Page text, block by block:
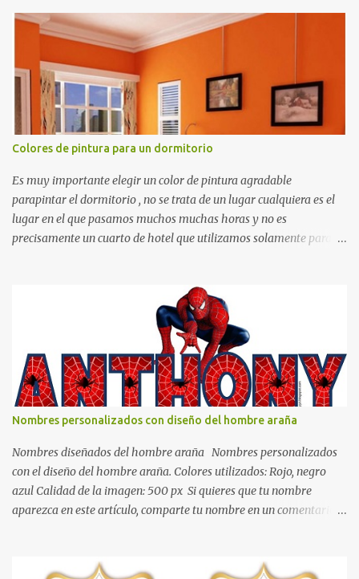
matemáticos, para decorar los cumpleaños de los niños, entre
otras cosas.
Colores de pintura para un dormitorio
Es muy importante elegir un color de pintura agradable
parapintar el dormitorio , no se trata de un lugar cualquiera es el
lugar en el que pasamos muchos muchas horas y no es
precisamente un cuarto de hotel que utilizamos solamente para
cómodo y también para nuestra vista. Te mostramos algunas
sugerencias que pueden brindar la elegancia y estilo que buscas
para tu dormitorio. El color naranja es una buena opción para
recibir esa luz y felicidad que todo ser humano necesita. El color
blanco es ideal para lograr el relax total, es un color que va con
todo y además es color bastante limpio que te dará esa sensación
de calidez. Los colores terra son excelentes para usar en el
dormitorio nos brinda esa sensación de tranquilidad y confort. El
color gris es un color muy relajante y por lo tanto entra en la lista
de colo...
Nombres personalizados con diseño del hombre araña
Nombres diseñados del hombre araña Nombres personalizados
con el diseño del hombre araña. Colores utilizados: Rojo, negro
azul Calidad de la imagen: 500 px Si quieres que tu nombre
aparezca en este artículo, comparte tu nombre en un comentario y
decorar el dormitorio con pósters Cama con diseño de ring de